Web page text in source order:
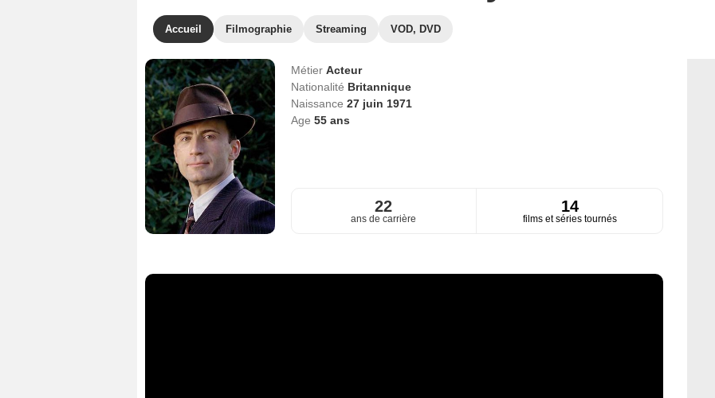
Accueil Filmographie Streaming VOD, DVD
Métier Acteur
Nationalité Britannique
Naissance 27 juin 1971
Age 55ans
22
ans de carrière
14
films et séries tournés